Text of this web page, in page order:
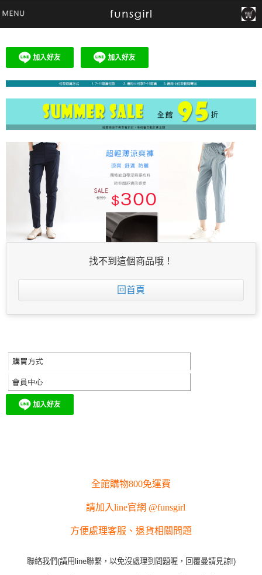
找不到這個商品哦！
回首頁
全館購物800免運費
請加入line官網 @funsgirl
方便處理客服、退貨相關問題
聯絡我們(請用line聯繫，以免沒處理到問題喔，回覆曼請見諒!)